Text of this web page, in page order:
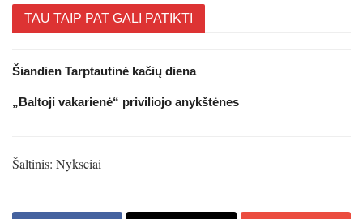
TAU TAIP PAT GALI PATIKTI
Šiandien Tarptautinė kačių diena
„Baltoji vakarienė“ priviliojo anykštėnes
Šaltinis: Nyksciai